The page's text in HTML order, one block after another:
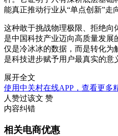
能真正推动行业从“单点创新”走
这种敢于挑战物理极限、拒绝向
是中国科技产业迈向高质量发展
仅是冷冰冰的数据，而是转化为
是科技进步赋予用户最真实的意
展开全文
使用中关村在线APP，查看更多
人赞过该文 赞
内容纠错
相关电商优惠